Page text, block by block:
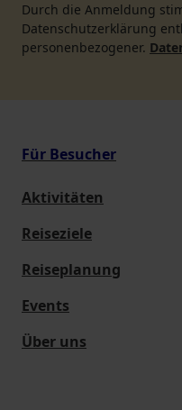
Durch die Anmeldung
Datenschutzerklärung
personenbezogener.
Für Besucher
Aktivitäten
Reiseziele
Reiseplanung
Events
Über uns